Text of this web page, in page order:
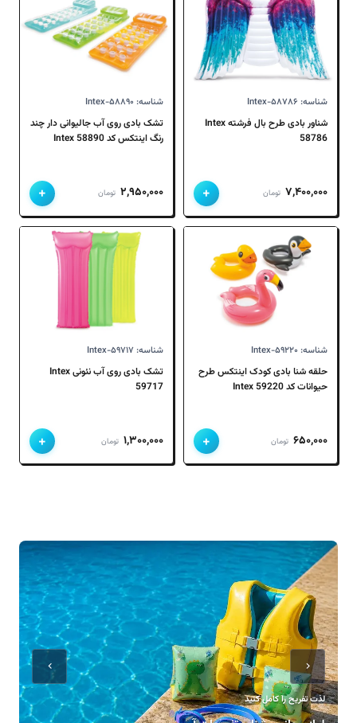
شناسه: Intex-۵۸۷۸۶
شناور بادی طرح بال فرشته Intex
58786
۷,۴۰۰,۰۰۰ تومان +
شناسه: Intex-۵۸۸۹۰
تشک بادی روی آب جالیوانی دار چند
رنگ اینتکس کد Intex 58890
۲,۹۵۰,۰۰۰ تومان +
شناسه: Intex-۵۹۲۲۰
حلقه شنا بادی کودک اینتکس طرح
حیوانات کد Intex 59220
۶۵۰,۰۰۰ تومان +
شناسه: Intex-۵۹۷۱۷
تشک بادی روی آب نئونی Intex
59717
۱,۳۰۰,۰۰۰ تومان +
لذت تفریح را کامل کنید